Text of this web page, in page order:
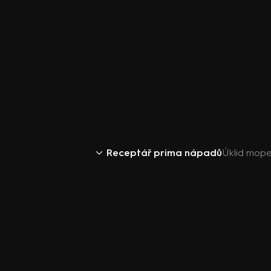
Receptář prima nápadůÚklid